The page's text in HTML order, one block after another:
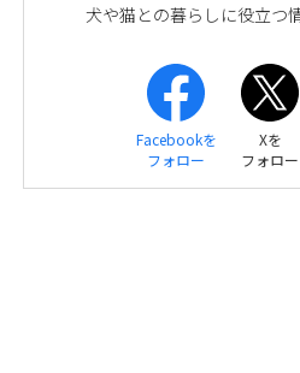
犬や猫との暮らしに役立つ
Facebookを
フォロー
Xを
フォロー